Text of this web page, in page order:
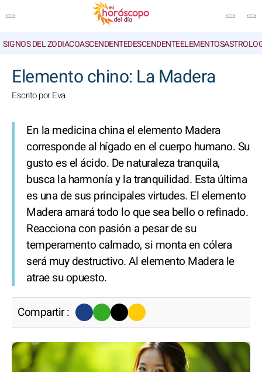
SIGNOS DEL ZODIACOASCENDENTEDESCENDENTEELEMENTOS
Elemento chino: La Madera
Escrito por Eva
En la medicina china el elemento Madera
corresponde al hígado en el cuerpo humano. Su
gusto es el ácido. De naturaleza tranquila,
busca la harmonía y la tranquilidad. Esta última
es una de sus principales virtudes. El elemento
Madera amará todo lo que sea bello o refinado.
Reacciona con pasión a pesar de su
temperamento calmado, si monta en cólera
será muy destructivo. Al elemento Madera le
atrae su opuesto.
Compartir :